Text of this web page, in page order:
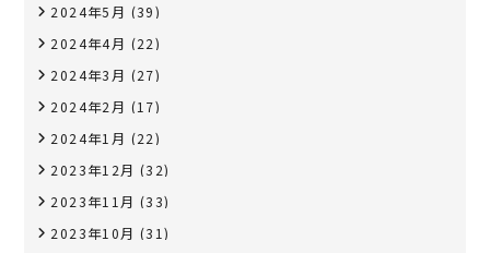
2024年5月 (39)
2024年4月 (22)
2024年3月 (27)
2024年2月 (17)
2024年1月 (22)
2023年12月 (32)
2023年11月 (33)
2023年10月 (31)